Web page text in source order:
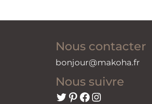
Nous contacter
bonjour@makoha.fr
Nous suivre
Twitter
Pinterest
Facebook
Instagram